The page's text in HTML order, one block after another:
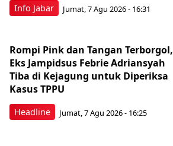
Info Jabar Jumat, 7 Agu 2026 - 16:31
Headline
Rompi Pink dan Tangan Terborgol,
Eks Jampidsus Febrie Adriansyah
Tiba di Kejagung untuk Diperiksa
Kasus TPPU
Jumat, 7 Agu 2026 - 16:25